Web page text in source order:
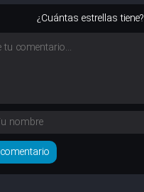
¿Cuántas estrellas tiene?